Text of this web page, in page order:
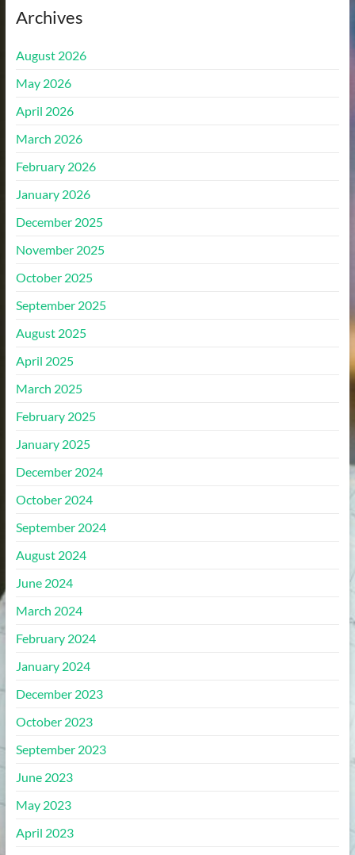
Archives
August 2026
May 2026
April 2026
March 2026
February 2026
January 2026
December 2025
November 2025
October 2025
September 2025
August 2025
April 2025
March 2025
February 2025
January 2025
December 2024
October 2024
September 2024
August 2024
June 2024
March 2024
February 2024
January 2024
December 2023
October 2023
September 2023
June 2023
May 2023
April 2023